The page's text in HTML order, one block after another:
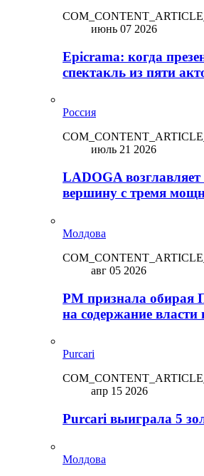
июнь 07 2026
Epicrama: когда
спектакль из пяти
Россия
июль 21 2026
LADOGA
вершину с тремя
Молдова
авг 05 2026
PM признала обирая
на содержание
Purcari
апр 15 2026
Purcari выиграла 5
Молдова